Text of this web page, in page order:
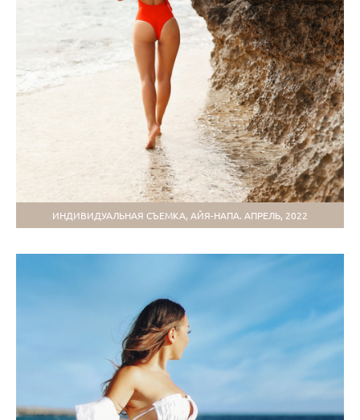
ИНДИВИДУАЛЬНАЯ СЪЕМКА, АЙЯ-НАПА. АПРЕЛЬ, 2022